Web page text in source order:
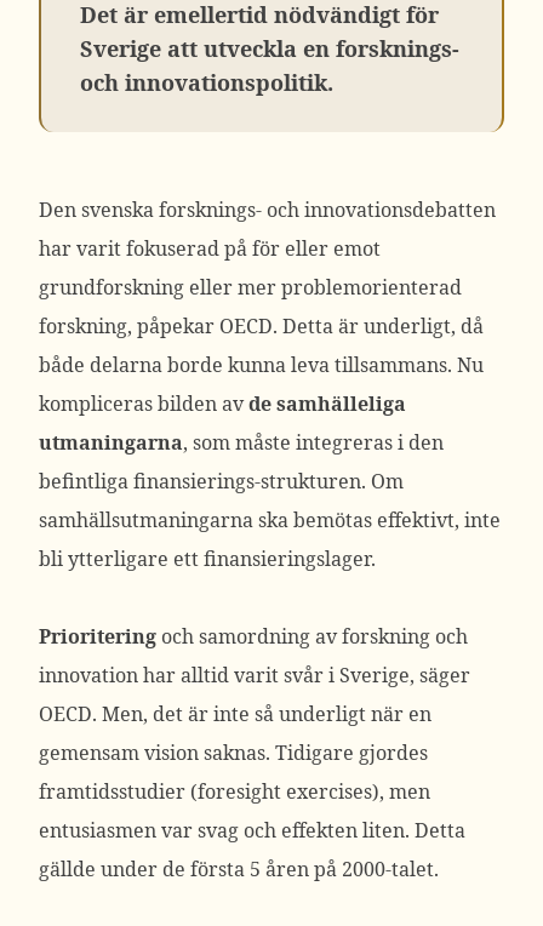
Det är emellertid nödvändigt för
Sverige att utveckla en forsknings-
och innovationspolitik.
Den svenska forsknings- och innovationsdebatten
har varit fokuserad på för eller emot
grundforskning eller mer problemorienterad
forskning, påpekar OECD. Detta är underligt, då
både delarna borde kunna leva tillsammans. Nu
kompliceras bilden avde samhälleliga
utmaningarna, som måste integreras i den
befintliga finansierings-strukturen. Om
samhällsutmaningarna ska bemötas effektivt, inte
bli ytterligare ett finansieringslager.
Prioritering och samordning av forskning och
innovation har alltid varit svår i Sverige, säger
OECD. Men, det är inte så underligt när en
gemensam vision saknas. Tidigare gjordes
framtidsstudier (foresight exercises), men
entusiasmen var svag och effekten liten. Detta
gällde under de första 5 åren på 2000-talet.